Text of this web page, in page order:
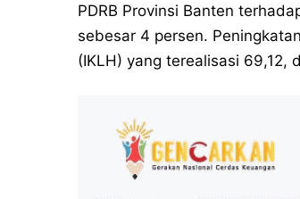
PDRB Provinsi Banten
sebesar 4 persen.
(IKLH) yang terealisasi 69,12,